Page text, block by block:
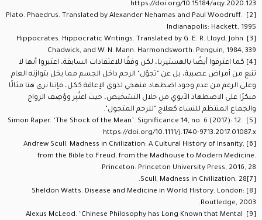
https://doi.org/10.15184/aqy.2020.123
[2]
Plato. Phaedrus. Translated by Alexander Nehamas and Paul Woodruff.
Indianapolis: Hackett, 1995
[3]
Hippocrates. Hippocratic Writings. Translated by G. E. R. Lloyd, John
Chadwick, and W. N. Mann. Harmondsworth: Penguin, 1984, 339
[4]
كما اعترفوا أيضًا بالهستيريا، لكن وفقًا للاعتقادات السابقة، اعتبروا أنها لا
تنبع من أمراض عصبية، بل عن "تجوّل" الرحم داخل الجسم مما يخل بتوازنه العام.
وعلى الرغم من عدم وجود اضطهاد منهجي لذوي الإعاقة ككل، فإننا نرى هنا مثالًا
مبكرًا على الاضطهاد الأبوي من خلال التشخيص، حيث اعتُبِر ووُصِف الزواج
والجماع المنتظم للنساء كعلاج "للرحم المتجول".
[5]
Simon Raper. ‘The Shock of the Mean’. Significance 14, no. 6 (2017): 12.
https://doi.org/10.1111/j.1740-9713.2017.01087.x
[6]
Andrew Scull. Madness in Civilization: A Cultural History of Insanity,
from the Bible to Freud, from the Madhouse to Modern Medicine.
Princeton: Princeton University Press, 2016, 28.
[7]
Scull, Madness in Civilization, 28.
[8]
Sheldon Watts. Disease and Medicine in World History. London:
Routledge, 2003.
[9]
Alexus McLeod. ‘Chinese Philosophy has Long Known that Mental